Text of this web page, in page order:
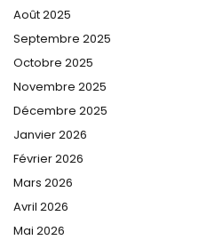
Août 2025
Septembre 2025
Octobre 2025
Novembre 2025
Décembre 2025
Janvier 2026
Février 2026
Mars 2026
Avril 2026
Mai 2026